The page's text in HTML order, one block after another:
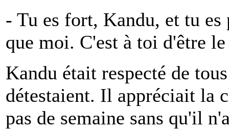
- Tu es fort, Kandu, et tu
que moi. C'est à toi d'être
Kandu était respecté de
détestaient. Il appréciait la
pas de semaine sans qu'il